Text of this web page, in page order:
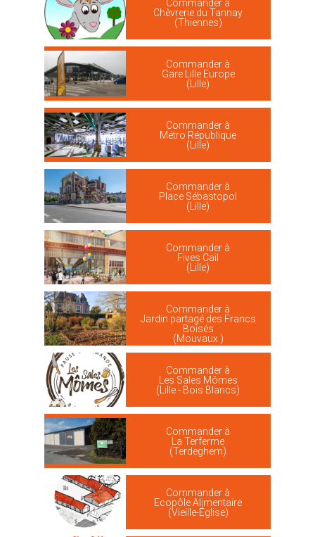
Commander à
Chèvrerie du Tannay
(Thiennes)
Commander à
Gare Lille Europe
(Lille)
Commander à
Métro République
(Lille)
Commander à
Place Sébastopol
(Lille)
Commander à
Fives Cail
(Lille)
Commander à
Jardin partagé des Francs
Boisés
(Mouvaux )
Commander à
Les Sales Mômes
(Lille - Bois Blancs)
Commander à
La Terferme
(Terdeghem)
Commander à
Ecopôle Alimentaire
(Vieille-Église)